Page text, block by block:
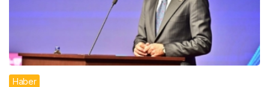
Haber